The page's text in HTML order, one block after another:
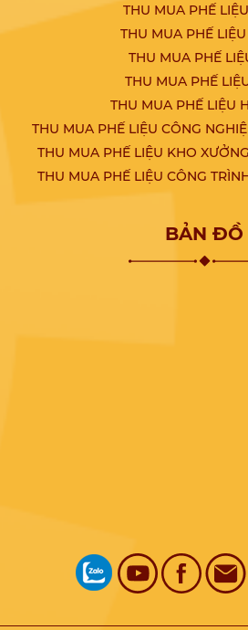
THU MUA PHẾ
THU MUA PHẾ
THU MUA PHẾ
THU MUA PHẾ
THU MUA PHẾ LIỆU
THU MUA PHẾ LIỆU CÔNG
THU MUA PHẾ LIỆU KHO
THU MUA PHẾ LIỆU CÔNG
BẢN ĐỒ